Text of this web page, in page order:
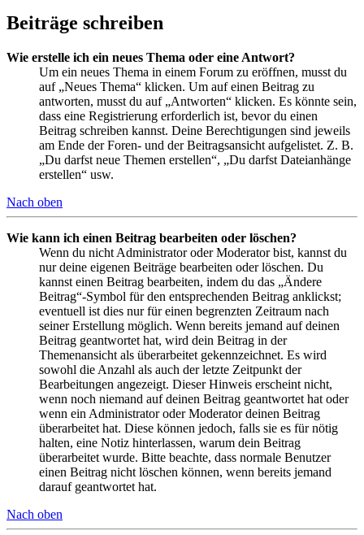
Beiträge schreiben
Wie erstelle ich ein neues Thema oder eine Antwort?
Um ein neues Thema in einem Forum zu eröffnen, musst du
auf „Neues Thema“ klicken. Um auf einen Beitrag zu
antworten, musst du auf „Antworten“ klicken. Es könnte sein,
dass eine Registrierung erforderlich ist, bevor du einen
Beitrag schreiben kannst. Deine Berechtigungen sind jeweils
am Ende der Foren- und der Beitragsansicht aufgelistet. Z. B.
„Du darfst neue Themen erstellen“, „Du darfst Dateianhänge
erstellen“ usw.
Nach oben
Wie kann ich einen Beitrag bearbeiten oder löschen?
Wenn du nicht Administrator oder Moderator bist, kannst du
nur deine eigenen Beiträge bearbeiten oder löschen. Du
kannst einen Beitrag bearbeiten, indem du das „Ändere
Beitrag“-Symbol für den entsprechenden Beitrag anklickst;
eventuell ist dies nur für einen begrenzten Zeitraum nach
seiner Erstellung möglich. Wenn bereits jemand auf deinen
Beitrag geantwortet hat, wird dein Beitrag in der
Themenansicht als überarbeitet gekennzeichnet. Es wird
sowohl die Anzahl als auch der letzte Zeitpunkt der
Bearbeitungen angezeigt. Dieser Hinweis erscheint nicht,
wenn noch niemand auf deinen Beitrag geantwortet hat oder
wenn ein Administrator oder Moderator deinen Beitrag
überarbeitet hat. Diese können jedoch, falls sie es für nötig
halten, eine Notiz hinterlassen, warum dein Beitrag
überarbeitet wurde. Bitte beachte, dass normale Benutzer
einen Beitrag nicht löschen können, wenn bereits jemand
darauf geantwortet hat.
Nach oben